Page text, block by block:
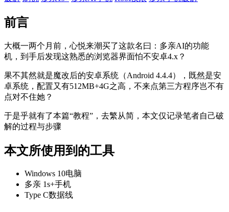
前言
大概一两个月前，心悦来潮买了这款名曰：多亲AI的功能
机，到手后发现这熟悉的浏览器界面怕不安卓4.x？
果不其然就是魔改后的安卓系统（Android 4.4.4），既然是安
卓系统，配置又有512MB+4G之高，不来点第三方程序岂不有
点对不住她？
于是乎就有了本篇“教程”，去繁从简，本文仅记录笔者自己破
解的过程与步骤
本文所使用到的工具
Windows 10电脑
多亲 1s+手机
Type C数据线